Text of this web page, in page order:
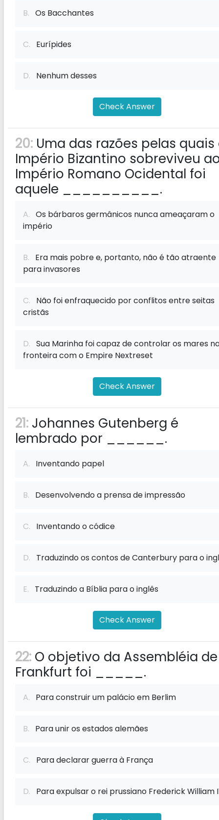
B. Os Bacchantes
C. Eurípides
D. Nenhum desses
Check Answer
20: Uma das razões pelas quais
Império Bizantino sobreviveu
Império Romano Ocidental foi
aquele __________.
A. Os bárbaros germânicos nunca ameaçaram o
império
B. Era mais pobre e, portanto, não é tão atraente
para invasores
C. Não foi enfraquecido por conflitos entre seitas
cristãs
D. Sua Marinha foi capaz de controlar os mares
fronteira com o Empire Nextreset
Check Answer
21: Johannes Gutenberg é
lembrado por ______.
A. Inventando papel
B. Desenvolvendo a prensa de impressão
C. Inventando o códice
D. Traduzindo os contos de Canterbury para o
E. Traduzindo a Bíblia para o inglês
Check Answer
22: O objetivo da Assembléia de
Frankfurt foi _____.
A. Para construir um palácio em Berlim
B. Para unir os estados alemães
C. Para declarar guerra à França
D. Para expulsar o rei prussiano Frederick William